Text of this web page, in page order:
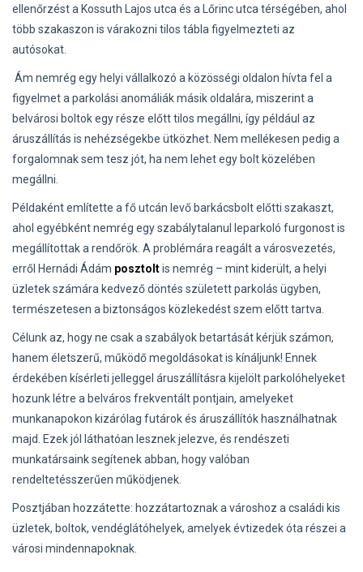
ellenőrzést a Kossuth Lajos utca és a Lőrinc utca térségében, ahol
több szakaszon is várakozni tilos tábla figyelmezteti az
autósokat.
Ám nemrég egy helyi vállalkozó a közösségi oldalon hívta fel a
figyelmet a parkolási anomáliák másik oldalára, miszerint a
belvárosi boltok egy része előtt tilos megállni, így például az
áruszállítás is nehézségekbe ütközhet. Nem mellékesen pedig a
forgalomnak sem tesz jót, ha nem lehet egy bolt közelében
megállni.
Példaként említette a fő utcán levő barkácsbolt előtti szakaszt,
ahol egyébként nemrég egy szabálytalanul leparkoló furgonost is
megállítottak a rendőrök. A problémára reagált a városvezetés,
erről Hernádi Ádám posztoltis nemrég – mint kiderült, a helyi
üzletek számára kedvező döntés született parkolás ügyben,
természetesen a biztonságos közlekedést szem előtt tartva.
Célunk az, hogy ne csak a szabályok betartását kérjük számon,
hanem életszerű, működő megoldásokat is kínáljunk! Ennek
érdekében kísérleti jelleggel áruszállításra kijelölt parkolóhelyeket
hozunk létre a belváros frekventált pontjain, amelyeket
munkanapokon kizárólag futárok és áruszállítók használhatnak
majd. Ezek jól láthatóan lesznek jelezve, és rendészeti
munkatársaink segítenek abban, hogy valóban
rendeltetésszerűen működjenek.
Posztjában hozzátette: hozzátartoznak a városhoz a családi kis
üzletek, boltok, vendéglátóhelyek, amelyek évtizedek óta részei a
városi mindennapoknak.